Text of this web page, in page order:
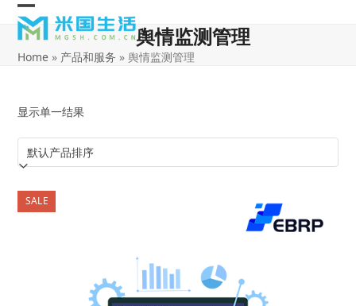
Skip
content
Open
mobile
Close
mobile
舆情监测管理
Home » 产品和服务 »舆情监测管理
显示单一结果
SALE